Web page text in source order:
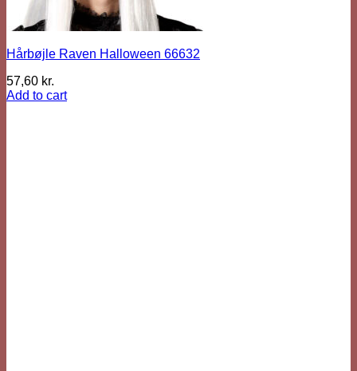
Hårbøjle Raven Halloween 66632
57,60 kr.
Add to cart